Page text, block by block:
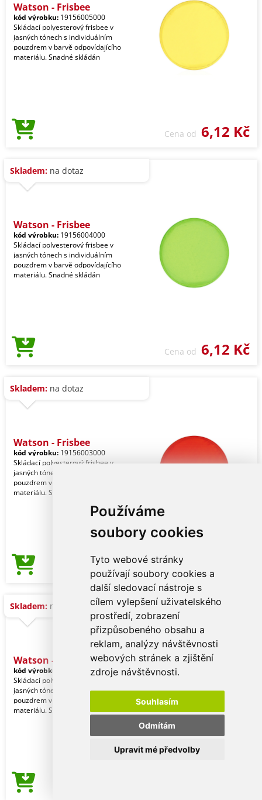
Používáme
soubory cookies
Tyto webové stránky
používají soubory cookies a
další sledovací nástroje s
cílem vylepšení uživatelského
prostředí, zobrazení
přizpůsobeného obsahu a
reklam, analýzy návštěvnosti
webových stránek a zjištění
zdroje návštěvnosti.
Souhlasím
Odmítám
Upravit mé předvolby
Watson - Frisbee
kód výrobku: 19156005000
Skládací polyesterový frisbee v
jasných tónech s individuálním
pouzdrem v barvě odpovídajícího
materiálu. Snadné skládán
Cena od 6,12 Kč
Skladem: na dotaz
Watson - Frisbee
kód výrobku: 19156004000
Skládací polyesterový frisbee v
jasných tónech s individuálním
pouzdrem v barvě odpovídajícího
materiálu. Snadné skládán
Cena od 6,12 Kč
Skladem: na dotaz
Watson - Frisbee
kód výrobku: 19156003000
Skládací polyesterový frisbee v
jasných tónech s individuálním
pouzdrem v barvě odpovídajícího
materiálu. Snadné skládán
Cena od 6,12 Kč
Skladem: na dotaz
Watson - Frisbee
kód výrobku:
19156002000
Skládací polyesterový frisbee v
jasných tónech s individuálním
pouzdrem v barvě odpovídajícího
materiálu. Snadné skládán